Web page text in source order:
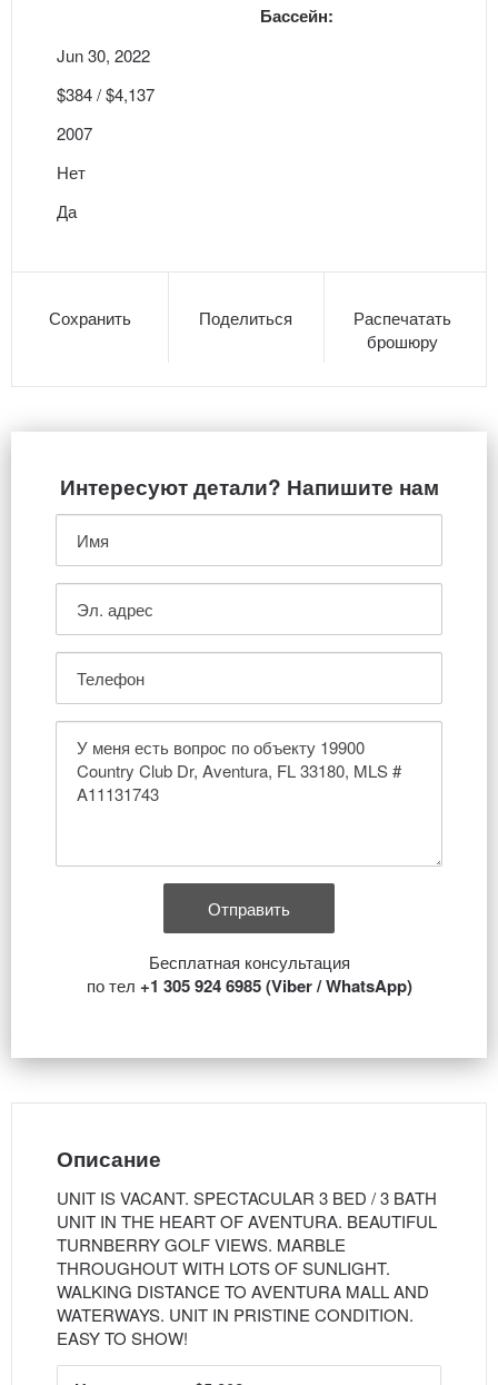
Бассейн:
Jun 30, 2022
$384 / $4,137
2007
Нет
Да
Сохранить Поделиться
Распечатать
брошюру
Интересуют детали? Напишите нам
Бесплатная консультация
по тел +1 305 924 6985 (Viber / WhatsApp)
Описание
UNIT IS VACANT. SPECTACULAR 3 BED / 3 BATH
UNIT IN THE HEART OF AVENTURA. BEAUTIFUL
TURNBERRY GOLF VIEWS. MARBLE
THROUGHOUT WITH LOTS OF SUNLIGHT.
WALKING DISTANCE TO AVENTURA MALL AND
WATERWAYS. UNIT IN PRISTINE CONDITION.
EASY TO SHOW!